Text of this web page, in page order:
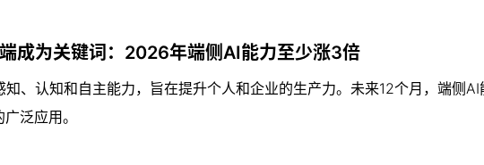
成为关键词：2026年端侧AI能力至少涨3倍
、认知和自主能力，旨在提升个人和企业的生产力。未来12个月，端侧AI
泛应用。